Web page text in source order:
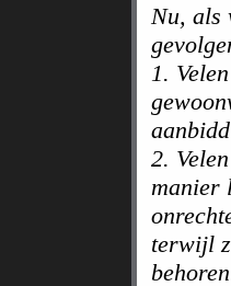
Nu, als
1.
2.
manier
terwijl